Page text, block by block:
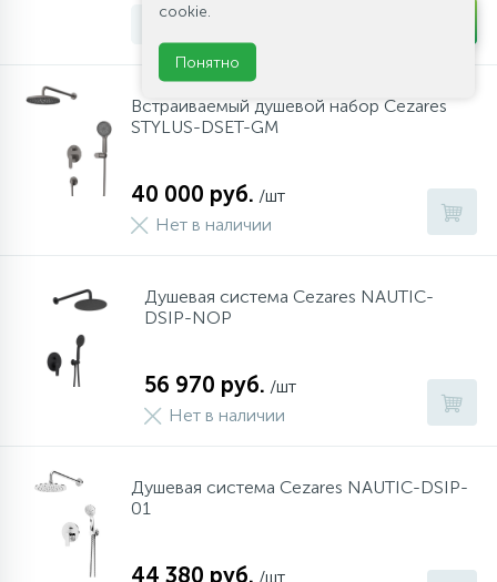
Встраиваемый душевой набор Cezares
STYLUS-DSET-GM
40 000 руб. /шт
Нет в наличии
Душевая система Cezares NAUTIC-
DSIP-NOP
56 970 руб. /шт
Нет в наличии
Душевая система Cezares NAUTIC-DSIP-
01
44 380 руб. /шт
cookie.
Понятно